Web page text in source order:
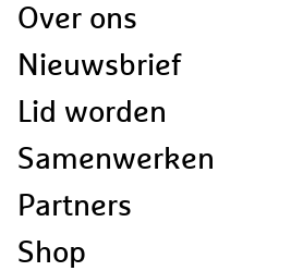
Doormat
Over ons
Nieuwsbrief
Lid worden
Samenwerken
Partners
Shop